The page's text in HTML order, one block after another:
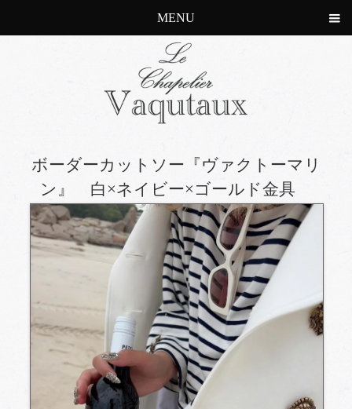
MENU
ボーダーカットソー『ヴァクトーマリ
ン』 白×ネイビー×ゴールド金具